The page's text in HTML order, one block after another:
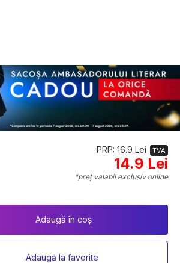
PRP: 16.9 Lei TVA
14.9 Lei
*preț valabil exclusiv online
Adaugă în coș
Adaugă la favorite